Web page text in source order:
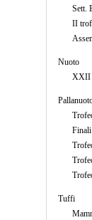
Sett.
II
Nuoto
XXII
Tuffi